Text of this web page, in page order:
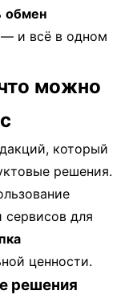
обмен
— и всё в одном
можно
который
решения.
сервисов для
ценности.
решения